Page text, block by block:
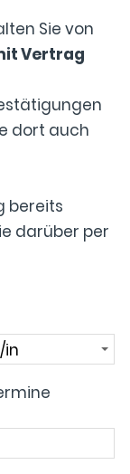
Sie von
Vertrag
dort auch
bereits
darüber per